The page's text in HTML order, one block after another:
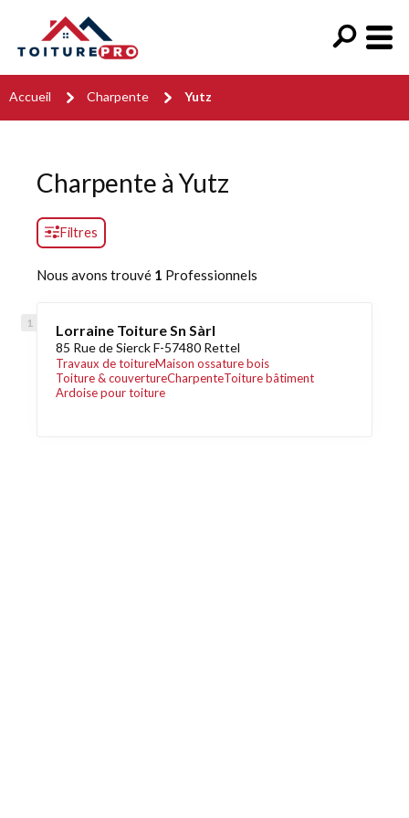
Accueil Charpente Yutz
Charpente à Yutz
Filtres
Nous avons trouvé 1 Professionnels
Lorraine Toiture Sn Sàrl
85 Rue de Sierck F-57480 Rettel
Travaux de toitureMaison ossature bois
Toiture & couvertureCharpenteToiture bâtiment
Ardoise pour toiture